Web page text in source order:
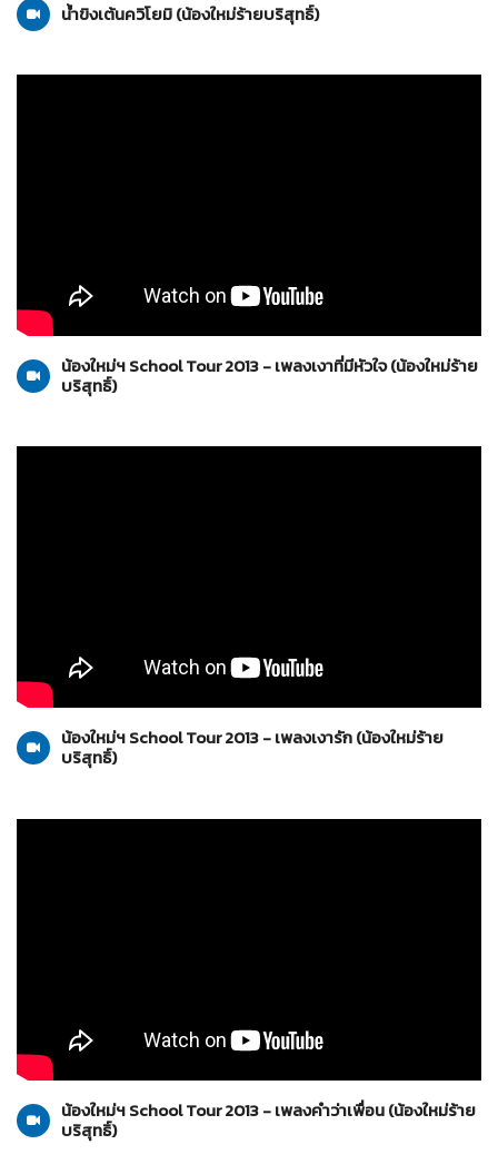
น้ำขิงเต้นควิโยมิ (น้องใหม่ร้ายบริสุทธิ์)
28-02-2556
น้องใหม่ฯ School Tour 2013 - เพลงเงาที่มีหัวใจ (น้องใหม่ร้าย
บริสุทธิ์)
28-02-2556
น้องใหม่ฯ School Tour 2013 - เพลงเงารัก (น้องใหม่ร้าย
บริสุทธิ์)
28-02-2556
น้องใหม่ฯ School Tour 2013 - เพลงคำว่าเพื่อน (น้องใหม่ร้าย
บริสุทธิ์)